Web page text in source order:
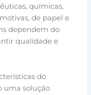
químicas,
de papel e
dependem do
qualidade e
do
uma solução